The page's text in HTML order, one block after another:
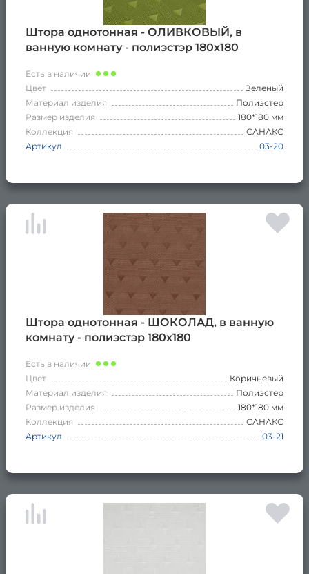
Штора однотонная - ОЛИВКОВЫЙ, в
ванную комнату - полиэстэр 180х180
Есть в наличии
Цвет
Зеленый
Материал изделия
Полиэстер
Размер изделия
180*180 мм
Коллекция
САНАКС
Артикул
03-20
Штора однотонная - ШОКОЛАД, в ванную
комнату - полиэстэр 180х180
Есть в наличии
Цвет
Коричневый
Материал изделия
Полиэстер
Размер изделия
180*180 мм
Коллекция
САНАКС
Артикул
03-21